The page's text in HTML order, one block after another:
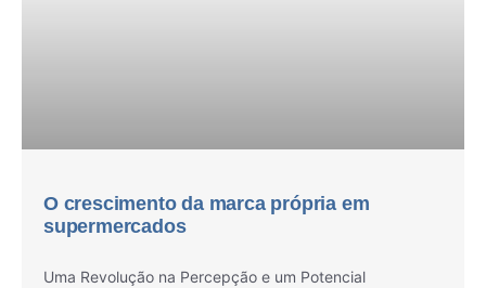
O crescimento da marca própria em
supermercados
Uma Revolução na Percepção e um Potencial